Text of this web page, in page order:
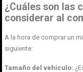
¿Cuáles son las
considerar al
A la hora de comprar un
siguiente:
Tamaño del vehículo: